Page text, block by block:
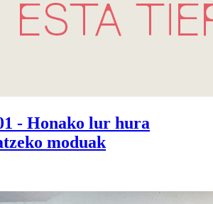
- Honako lur hura
moduak